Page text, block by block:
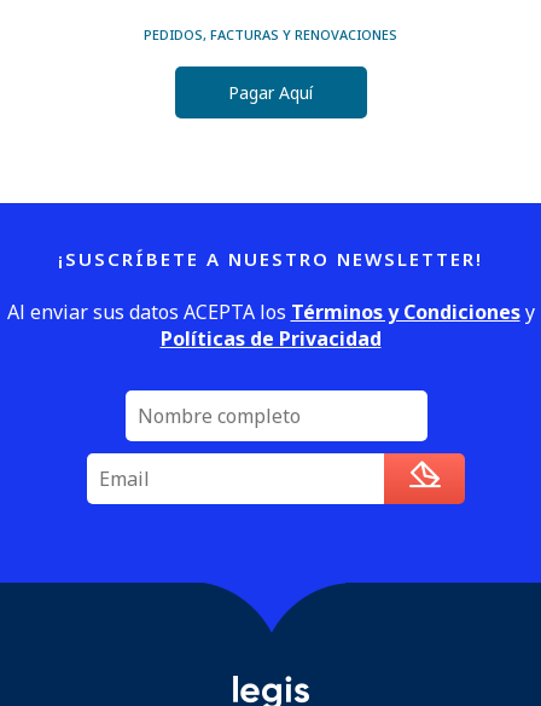
PEDIDOS, FACTURAS Y RENOVACIONES
Pagar Aquí
¡SUSCRÍBETE A NUESTRO NEWSLETTER!
Al enviar sus datos ACEPTA los Términos y Condicionesy
Políticas de Privacidad